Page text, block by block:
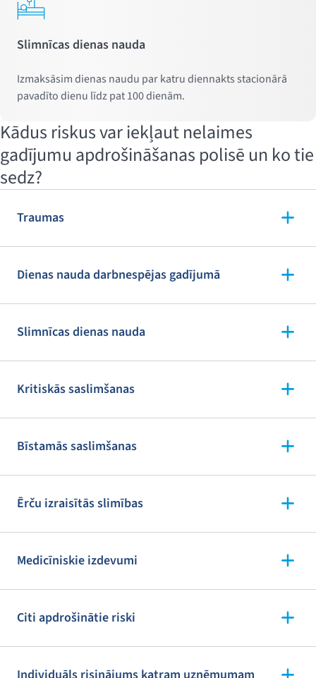
Slimnīcas dienas nauda
Izmaksāsim dienas naudu par katru diennakts stacionārā
pavadīto dienu līdz pat 100 dienām.
Kādus riskus var iekļaut nelaimes
gadījumu apdrošināšanas polisē un ko tie
sedz?
Traumas
Dienas nauda darbnespējas gadījumā
Slimnīcas dienas nauda
Kritiskās saslimšanas
Bīstamās saslimšanas
Ērču izraisītās slimības
Medicīniskie izdevumi
Citi apdrošinātie riski